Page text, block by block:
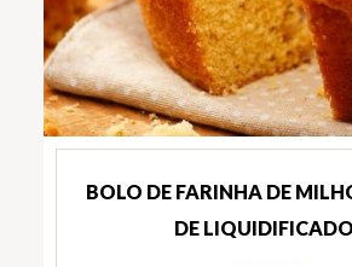
BOLO DE FARINHA DE
DE